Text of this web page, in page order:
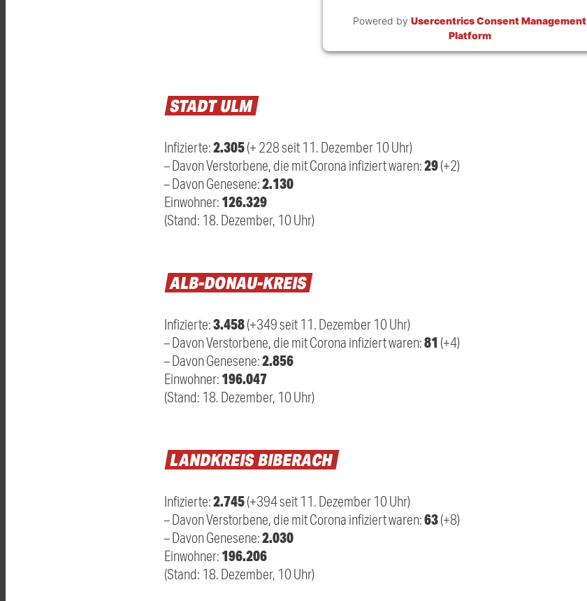
Powered by Usercentrics Consent Management
Platform
STADTULM
Infizierte:2.305(+ 228 seit 11. Dezember 10 Uhr)
– Davon Verstorbene, die mit Corona infiziert waren:29(+2)
– Davon Genesene:2.130
Einwohner: 126.329
(Stand: 18. Dezember, 10 Uhr)
ALB-DONAU-KREIS
Infizierte:3.458(+349 seit 11. Dezember 10 Uhr)
– Davon Verstorbene, die mit Corona infiziert waren:81 (+4)
– Davon Genesene:2.856
Einwohner: 196.047
(Stand: 18. Dezember, 10 Uhr)
LANDKREISBIBERACH
Infizierte:2.745(+394 seit 11. Dezember 10 Uhr)
– Davon Verstorbene, die mit Corona infiziert waren:63(+8)
– Davon Genesene:2.030
Einwohner: 196.206
(Stand: 18. Dezember, 10 Uhr)